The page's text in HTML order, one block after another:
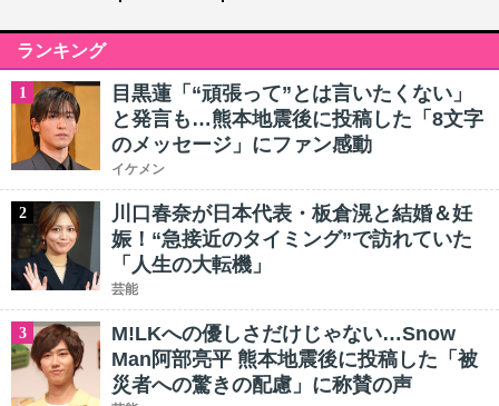
ランキング
1
目黒蓮「“頑張って”とは言いたくない」
と発言も…熊本地震後に投稿した「8文字
のメッセージ」にファン感動
イケメン
2
川口春奈が日本代表・板倉滉と結婚＆妊
娠！“急接近のタイミング”で訪れていた
「人生の大転機」
芸能
3
M!LKへの優しさだけじゃない…Snow
Man阿部亮平 熊本地震後に投稿した「被
災者への驚きの配慮」に称賛の声